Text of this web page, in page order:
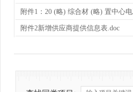
附件1：20 (略) 综合材 (略) 置中心
附件2新增供应商提供信息表.doc